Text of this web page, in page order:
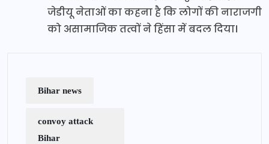
जेडीयू नेताओं का कहना है कि लोगों की नाराजगी
को असामाजिक तत्वों ने हिंसा में बदल दिया।
Bihar news
convoy attack
Bihar